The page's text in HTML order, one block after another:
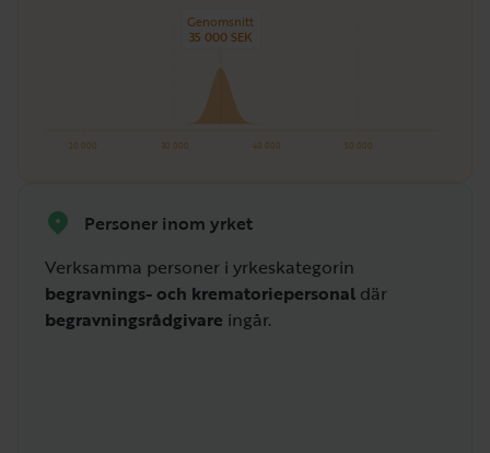
20 000 30 000 40 000 50 000
Genomsnitt
35 000 SEK
Personer inom yrket
Verksamma personer i yrkeskategorin
begravnings- och krematoriepersonal där
begravningsrådgivare ingår.